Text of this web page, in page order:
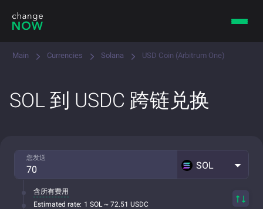
Main Currencies Solana USD Coin (Arbitrum One)
SOL 到 USDC 跨链兑换
您发送
SOL
含所有费用
Estimated rate: 1 SOL ~ 72.51 USDC